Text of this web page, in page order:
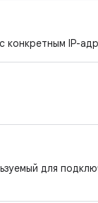
конкретным IP-
для